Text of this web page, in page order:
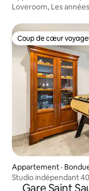
Coup de cœur
Coup de cœur
Appartement ·
Studio indépendant
Gare Saint